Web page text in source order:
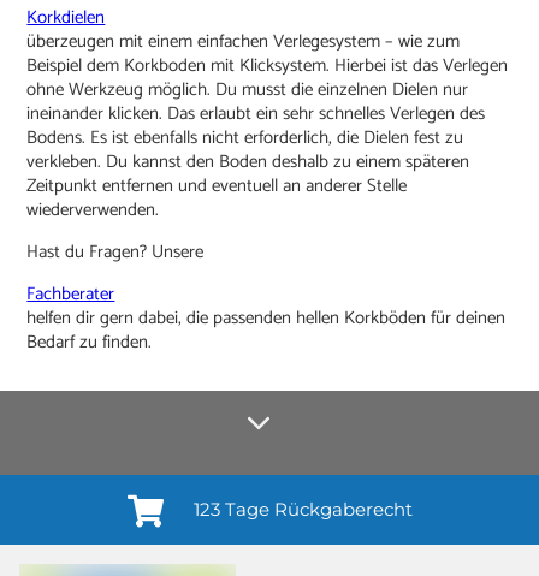
Korkdielen
überzeugen mit einem einfachen Verlegesystem – wie zum
Beispiel dem Korkboden mit Klicksystem. Hierbei ist das Verlegen
ohne Werkzeug möglich. Du musst die einzelnen Dielen nur
ineinander klicken. Das erlaubt ein sehr schnelles Verlegen des
Bodens. Es ist ebenfalls nicht erforderlich, die Dielen fest zu
verkleben. Du kannst den Boden deshalb zu einem späteren
Zeitpunkt entfernen und eventuell an anderer Stelle
wiederverwenden.
Hast du Fragen? Unsere
Fachberater
helfen dir gern dabei, die passenden hellen Korkböden für deinen
Bedarf zu finden.
Anmelden¹
123 Tage Rückgaberecht